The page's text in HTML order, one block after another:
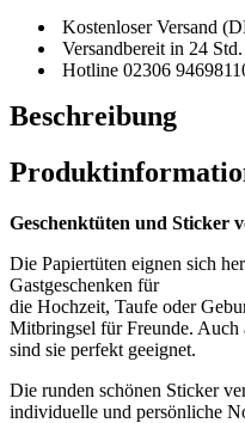
Kostenloser Versand
Versandbereit in 24 Std.
Hotline 02306
Beschreibung
Geschenktüten und Sticker
Die Papiertüten eignen sich
Gastgeschenken für
die Hochzeit, Taufe oder
Mitbringsel für Freunde. Auch
sind sie perfekt geeignet.
Die runden schönen Sticker
individuelle und persönliche